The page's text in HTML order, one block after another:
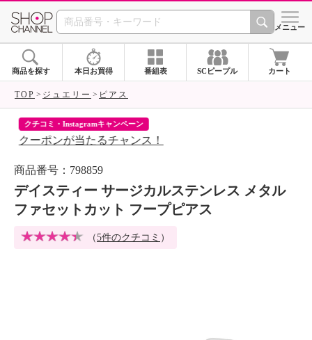
SHOP CHANNEL シメニュー
商品を探す 本日お買得 番組表 SCピープル カート
TOP ジュエリー ピアス
クチコミ・Instagramキャンペーン
クーポンが当たるチャンス！
商品番号：798859
デイスティー サージカルステンレス メタル
ファセットカット フープピアス
（5件のクチコミ ）